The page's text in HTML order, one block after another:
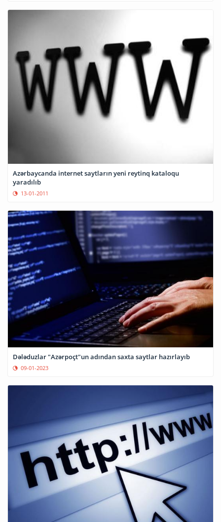
Azərbaycanda internet saytların yeni reytinq kataloqu
yaradılıb
13-01-2011
Dələduzlar "Azərpoçt"un adından saxta saytlar hazırlayıb
09-01-2023